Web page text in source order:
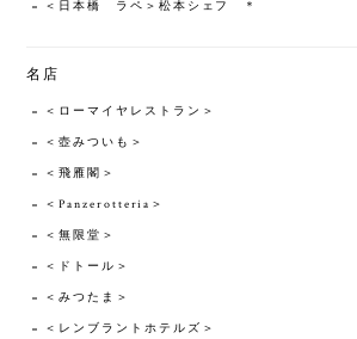
＜日本橋 ラペ＞松本シェフ ＊
名店
＜ローマイヤレストラン＞
＜壺みついも＞
＜飛雁閣＞
＜Panzerotteria＞
＜無限堂＞
＜ドトール＞
＜みつたま＞
＜レンブラントホテルズ＞